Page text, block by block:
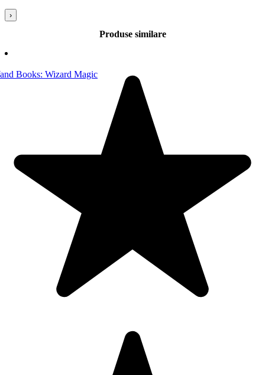
›
Produse similare